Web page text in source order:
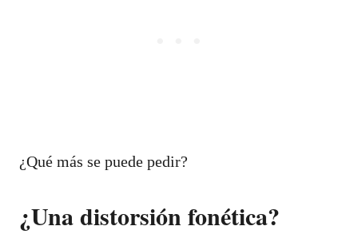
¿Qué más se puede pedir?
¿Una distorsión fonética?